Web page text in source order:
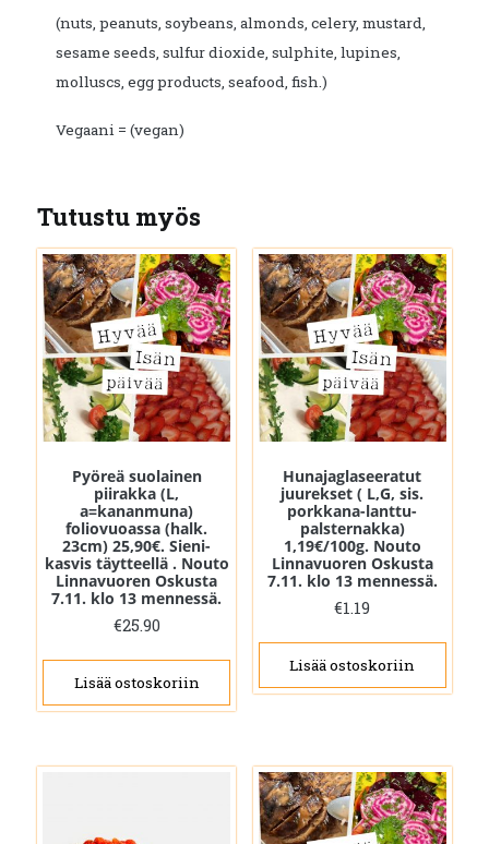
(nuts, peanuts, soybeans, almonds, celery, mustard,
sesame seeds, sulfur dioxide, sulphite, lupines,
molluscs, egg products, seafood, fish.)
Vegaani = (vegan)
Tutustu myös
Pyöreä suolainen
piirakka (L,
a=kananmuna)
foliovuoassa (halk.
23cm) 25,90€. Sieni-
kasvis täytteellä . Nouto
Linnavuoren Oskusta
7.11. klo 13 mennessä.
€25.90
Lisää ostoskoriin
Hunajaglaseeratut
juurekset ( L,G, sis.
porkkana-lanttu-
palsternakka)
1,19€/100g. Nouto
Linnavuoren Oskusta
7.11. klo 13 mennessä.
€1.19
Lisää ostoskoriin